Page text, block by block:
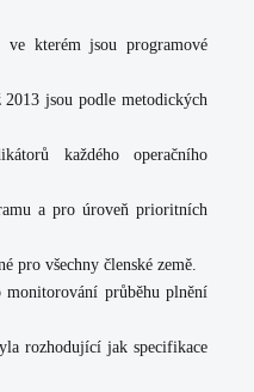
ve kterém jsou programové
jsou podle metodických
každého operačního
a pro úroveň prioritních
pro všechny členské země.
průběhu plnění
rozhodující jak specifikace